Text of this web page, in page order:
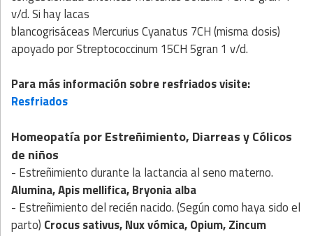
v/d. Si hay lacas
blancogrisáceas Mercurius Cyanatus 7CH (misma dosis)
apoyado por Streptococcinum 15CH 5gran 1 v/d.
Para más información sobre resfriados visite:
Resfriados
Homeopatía por Estreñimiento, Diarreas y Cólicos
de niños
- Estreñimiento durante la lactancia al seno materno.
Alumina, Apis mellifica, Bryonia alba
- Estreñimiento del recién nacido. (Según como haya sido el
parto) Crocus sativus, Nux vómica, Opium, Zincum